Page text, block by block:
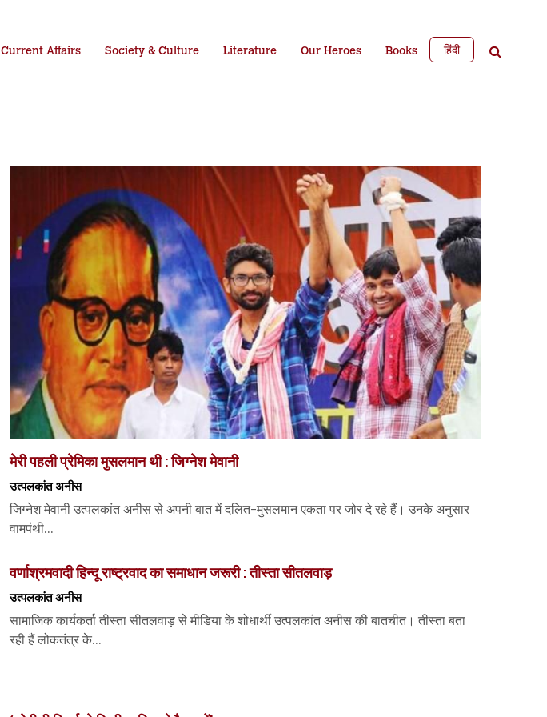
Current Affairs Society & Culture Literature Our Heroes Books हिंदी
मेरी पहली प्रेमिका मुसलमान थी : जिग्नेश मेवानी
उत्पलकांत अनीस
जिग्नेश मेवानी उत्पलकांत अनीस से अपनी बात में दलित-मुसलमान एकता पर जोर दे रहे हैं। उनके अनुसार
वामपंथी...
वर्णाश्रमवादी हिन्दू राष्ट्रवाद का समाधान जरूरी : तीस्ता सीतलवाड़
उत्पलकांत अनीस
सामाजिक कार्यकर्ता तीस्ता सीतलवाड़ से मीडिया के शोधार्थी उत्पलकांत अनीस की बातचीत। तीस्ता बता
रही हैं लोकतंत्र के...